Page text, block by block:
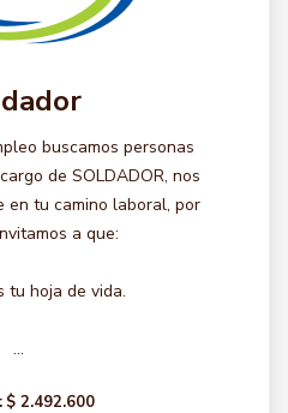
buscamos personas
de SOLDADOR, nos
en tu camino laboral, por
a que:
tu hoja de vida.
...
$ 2.492.600